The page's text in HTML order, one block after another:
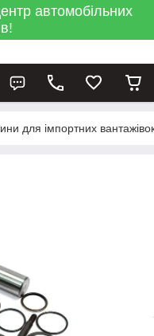
автомобільних
для імпортних